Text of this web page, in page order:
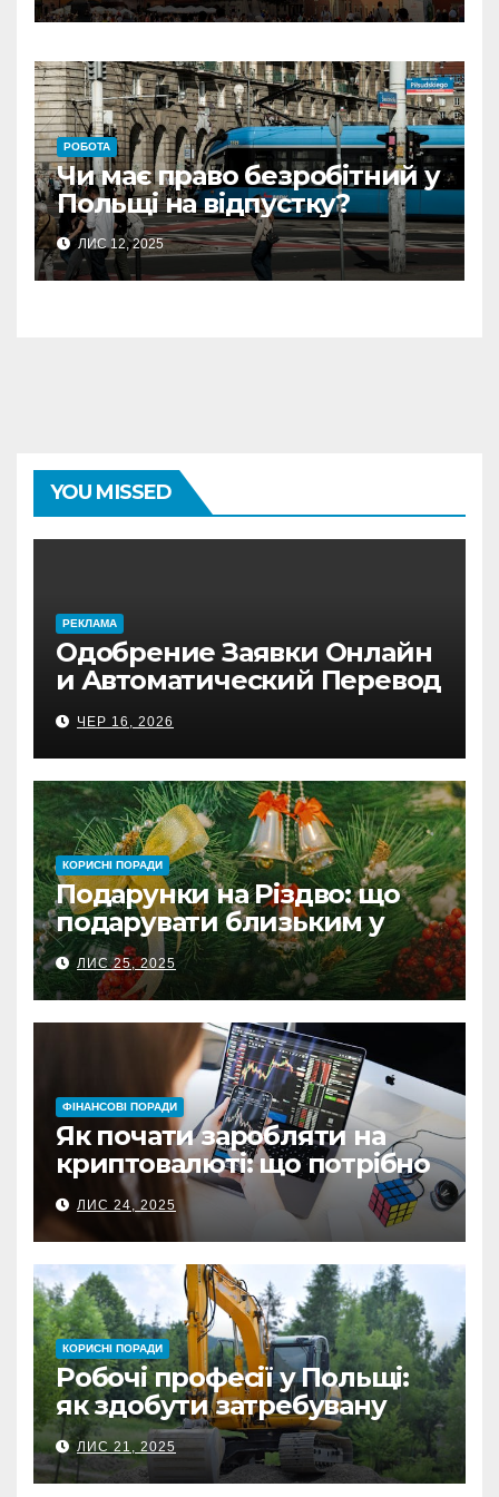
РОБОТА
Чи має право безробітний у
Польщі на відпустку?
ЛИС 12, 2025
YOU MISSED
PЕКЛАМА
Одобрение Заявки Онлайн
и Автоматический Перевод
на Банковский Счёт.
Проверь
ЧЕР 16, 2026
КОРИСНІ ПОРАДИ
Подарунки на Різдво: що
подарувати близьким у
Польщі
ЛИС 25, 2025
ФІНАНСОВІ ПОРАДИ
Як почати заробляти на
криптовалюті: що потрібно
знати перед першою
інвестицією
ЛИС 24, 2025
КОРИСНІ ПОРАДИ
Робочі професії у Польщі:
як здобути затребувану
спеціальність та заробляти
гідні гроші
ЛИС 21, 2025